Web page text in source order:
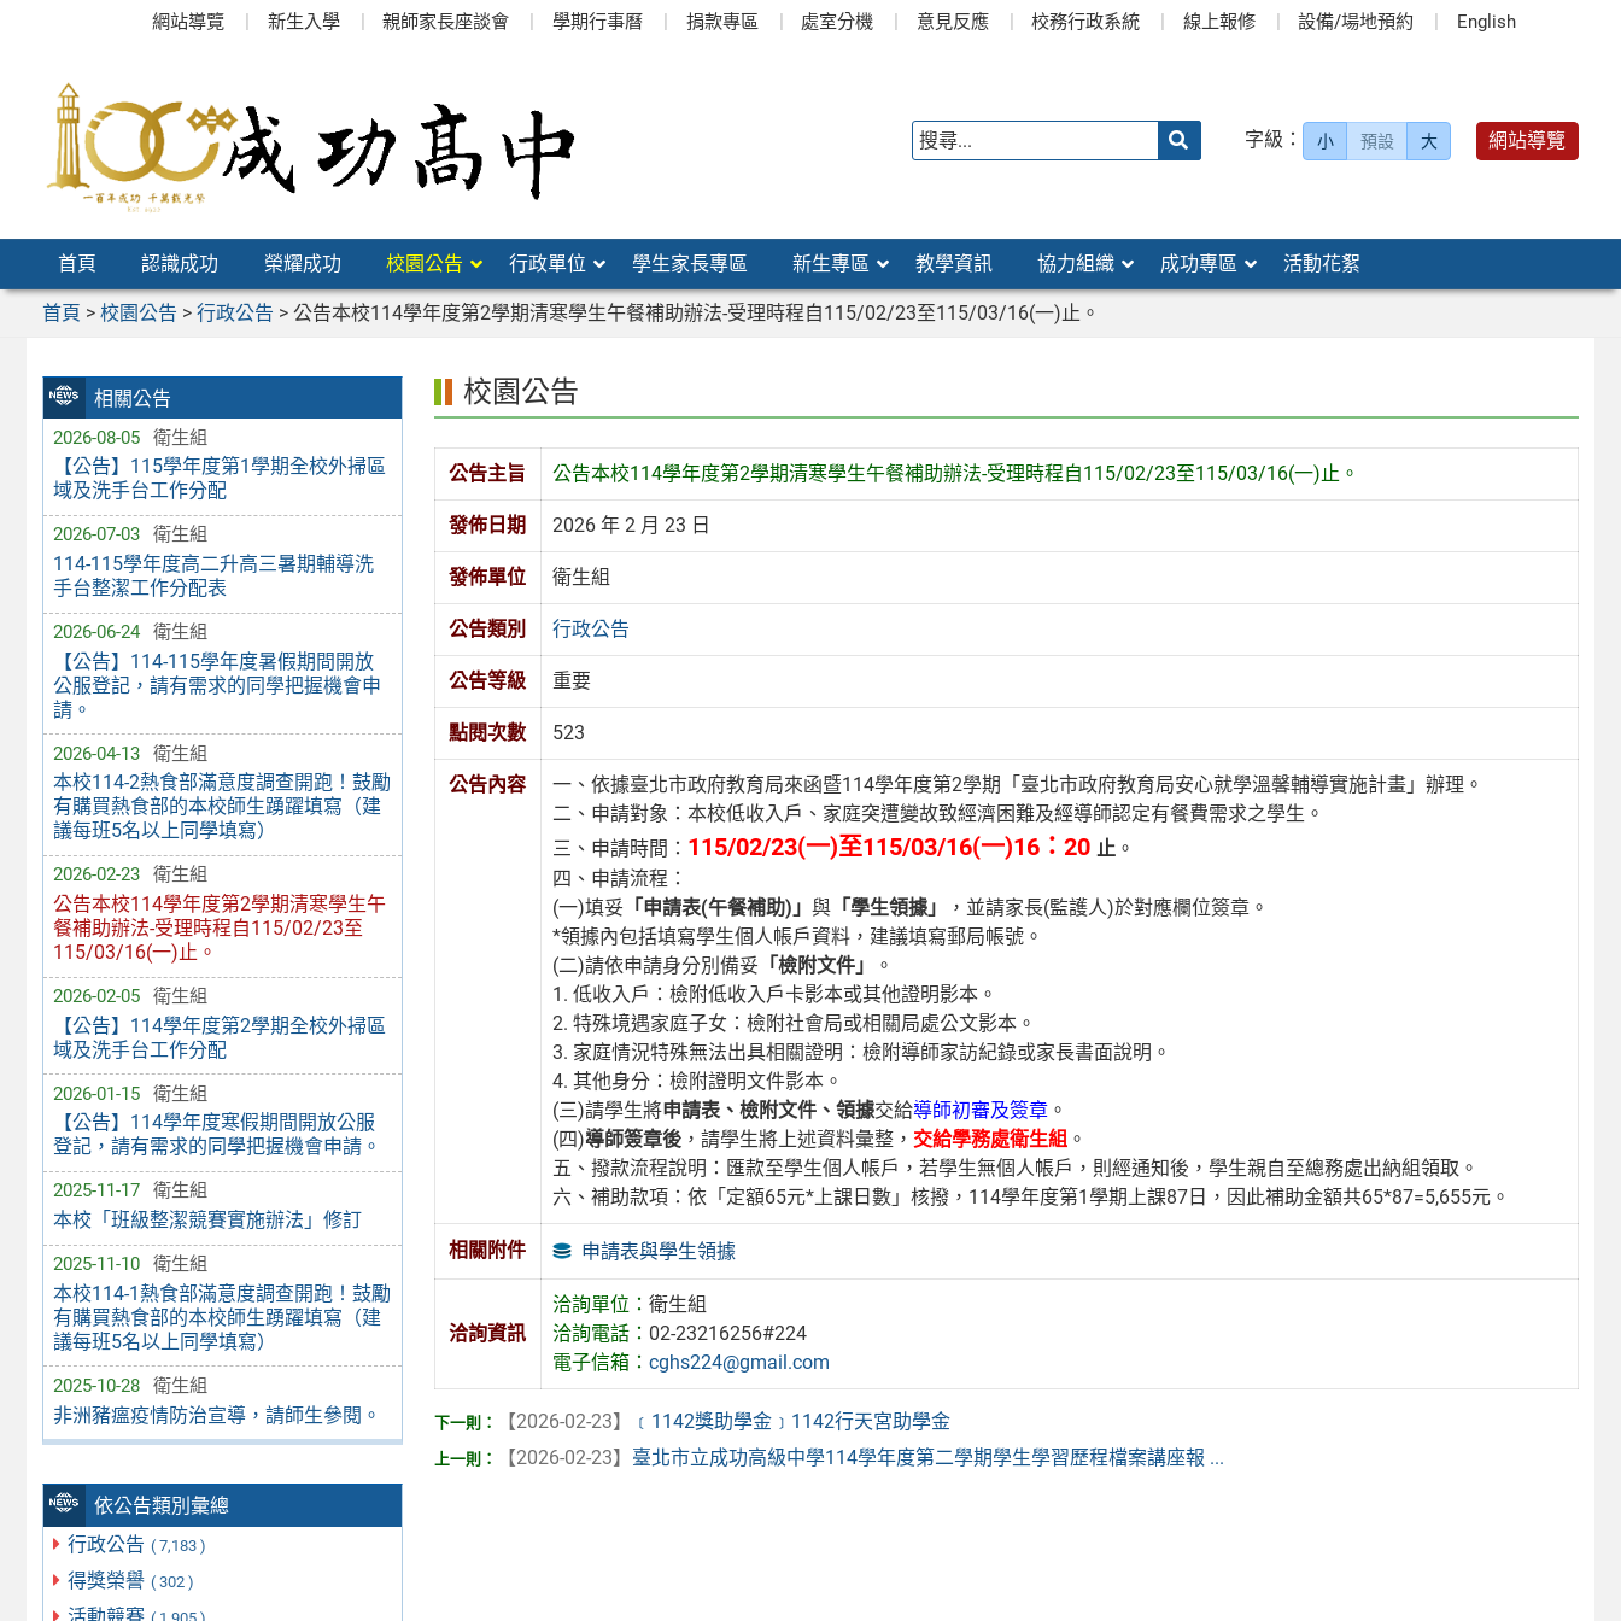
網站導覽 新生入學 親師家長座談會 學期行事曆 捐款專區 處室分機 意見反應 校務行政系統 線上報修 設備/場地預約 English
字級： 小 預設 大 網站導覽
首頁 認識成功 榮耀成功 校園公告 行政單位 學生家長專區 新生專區 教學資訊 協力組織 成功專區 活動花絮
首頁 > 校園公告 > 行政公告 > 公告本校114學年度第2學期清寒學生午餐補助辦法-受理時程自115/02/23至115/03/16(一)止。
相關公告
2026-08-05 衛生組
【公告】115學年度第1學期全校外掃區
域及洗手台工作分配
2026-07-03 衛生組
114-115學年度高二升高三暑期輔導洗
手台整潔工作分配表
2026-06-24 衛生組
【公告】114-115學年度暑假期間開放
公服登記，請有需求的同學把握機會申
請。
2026-04-13 衛生組
本校114-2熱食部滿意度調查開跑！鼓勵
有購買熱食部的本校師生踴躍填寫（建
議每班5名以上同學填寫）
2026-02-23 衛生組
公告本校114學年度第2學期清寒學生午
餐補助辦法-受理時程自115/02/23至
115/03/16(一)止。
2026-02-05 衛生組
【公告】114學年度第2學期全校外掃區
域及洗手台工作分配
2026-01-15 衛生組
【公告】114學年度寒假期間開放公服
登記，請有需求的同學把握機會申請。
2025-11-17 衛生組
本校「班級整潔競賽實施辦法」修訂
2025-11-10 衛生組
本校114-1熱食部滿意度調查開跑！鼓勵
有購買熱食部的本校師生踴躍填寫（建
議每班5名以上同學填寫）
2025-10-28 衛生組
非洲豬瘟疫情防治宣導，請師生參閱。
依公告類別彙總
行政公告 ( 7,183 )
得獎榮譽 ( 302 )
活動競賽
校園公告
公告主旨 公告本校114學年度第2學期清寒學生午餐補助辦法-受理時程自115/02/23至115/03/16(一)止。
發佈日期 2026 年 2 月 23 日
發佈單位 衛生組
公告類別 行政公告
公告等級 重要
點閱次數 523
公告內容
一、依據臺北市政府教育局來函暨114學年度第2學期「臺北市政府教育局安心就學溫馨輔導實施計畫」辦理。
二、申請對象：本校低收入戶、家庭突遭變故致經濟困難及經導師認定有餐費需求之學生。
三、申請時間： 115/02/23(一)至115/03/16(一)16：20止 。
四、申請流程：
(一)填妥 「申請表(午餐補助)」與 「學生領據」
，並請家長(監護人)於對應欄位簽章。
*領據內包括填寫學生個人帳戶資料，建議填寫郵局帳號。
(二)請依申請身分別備妥 「檢附文件」
。
1. 低收入戶：檢附低收入戶卡影本或其他證明影本。
2. 特殊境遇家庭子女：檢附社會局或相關局處公文影本。
3. 家庭情況特殊無法出具相關證明：檢附導師家訪紀錄或家長書面說明。
4. 其他身分：檢附證明文件影本。
(三)請學生將申請表、檢附文件、領據交給導師初審及簽章 。
(四)導師簽章後 ，請學生將上述資料彙整， 交給學務處衛生組 。
五、撥款流程說明：匯款至學生個人帳戶，若學生無個人帳戶，則經通知後，學生親自至總務處出納組領取。
六、補助款項：依「定額65元*上課日數」核撥，114學年度第1學期上課87日，因此補助金額共65*87=5,655元。
相關附件 申請表與學生領據
洽詢資訊
洽詢單位：衛生組
洽詢電話： 02-23216256#224
電子信箱：cghs224@gmail.com
【2026-02-23】
﹝1142獎助學金﹞1142行天宮助學金
【2026-02-23】 臺北市立成功高級中學114學年度第二學期學生學習歷程檔案講座報 ...